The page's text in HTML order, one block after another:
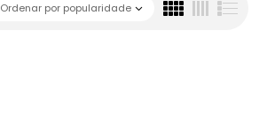
Ordenar por popularidade